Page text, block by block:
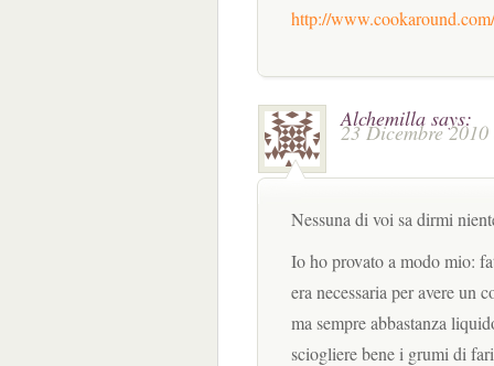
http://
Alchemilla says:
23 Dicembre
Nessuna di voi sa dirmi
Io ho provato a modo mio:
era necessaria per avere un
ma sempre abbastanza
sciogliere bene i grumi di